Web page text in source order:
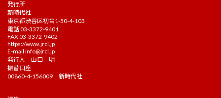
発行所
新時代社
東京都渋谷区初台1-50-4-103
電話 03-3372-9401
FAX 03-3372-9402
https://www.jrcl.jp
E-mail info@jrcl.jp
発行人 山口 明
振替口座
00860-4-156009 新時代社